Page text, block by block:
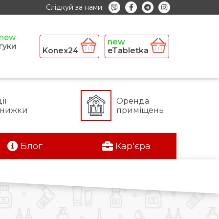
Слідкуй за нами:
Konex24 eTabletka
Оренда
приміщень
Блог Кар'єра